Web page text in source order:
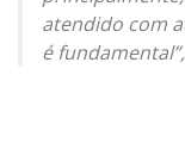
atendido com
é